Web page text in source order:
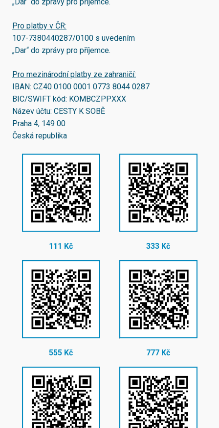
Pro platby v ČR:
107-7380440287/0100 s uvedením
„Dar“ do zprávy pro příjemce.
Pro mezinárodní platby ze zahraničí:
IBAN: CZ40 0100 0001 0773 8044 0287
BIC/SWIFT kód: KOMBCZPPXXX
Název účtu: CESTY K SOBĚ
Praha 4, 149 00
Česká republika
111 Kč 333 Kč
555 Kč 777 Kč